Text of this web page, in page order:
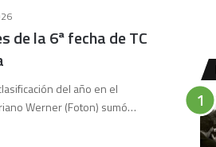
de la 6ª fecha de TC
del año en el
Werner (Foton) sumó…